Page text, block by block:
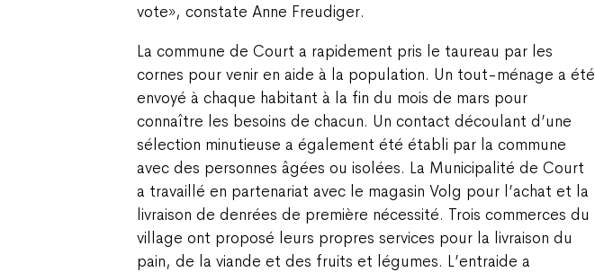
vote», constate Anne Freudiger.
La commune de Court a rapidement pris le taureau par les
cornes pour venir en aide à la population. Un tout-ménage a été
envoyé à chaque habitant à la fin du mois de mars pour
connaître les besoins de chacun. Un contact découlant d’une
sélection minutieuse a également été établi par la commune
avec des personnes âgées ou isolées. La Municipalité de Court
a travaillé en partenariat avec le magasin Volg pour l’achat et la
livraison de denrées de première nécessité. Trois commerces du
village ont proposé leurs propres services pour la livraison du
pain, de la viande et des fruits et légumes. L’entraide a